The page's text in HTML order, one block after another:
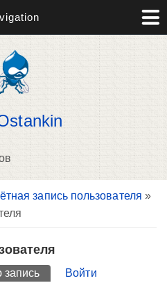
запись пользователя »
запись (активная вкладка)
Войти